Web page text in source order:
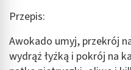
Przepis:
Awokado umyj, przekrój
wydrąż łyżką i pokrój na